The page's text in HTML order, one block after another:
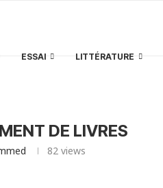
ESSAI LITTÉRATURE
DE LIVRES
82 views